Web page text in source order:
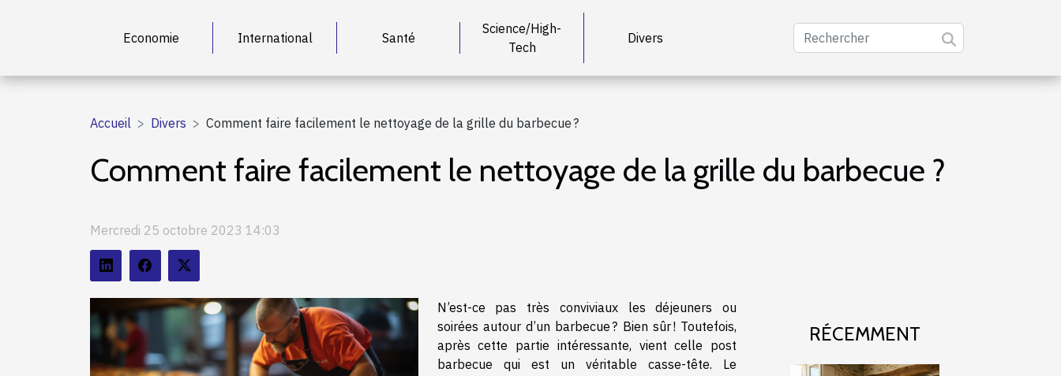
Economie International Santé
Science/High-
Tech
Divers
Accueil Divers Comment faire facilement le nettoyage de la grille du barbecue ?
Comment faire facilement le nettoyage de la grille du barbecue ?
Mercredi 25 octobre 2023 14:03
N’est-ce pas très conviviaux les déjeuners ou
soirées autour d’un barbecue ? Bien sûr ! Toutefois,
après cette partie intéressante, vient celle post
barbecue qui est un véritable casse-tête. Le
RÉCEMMENT